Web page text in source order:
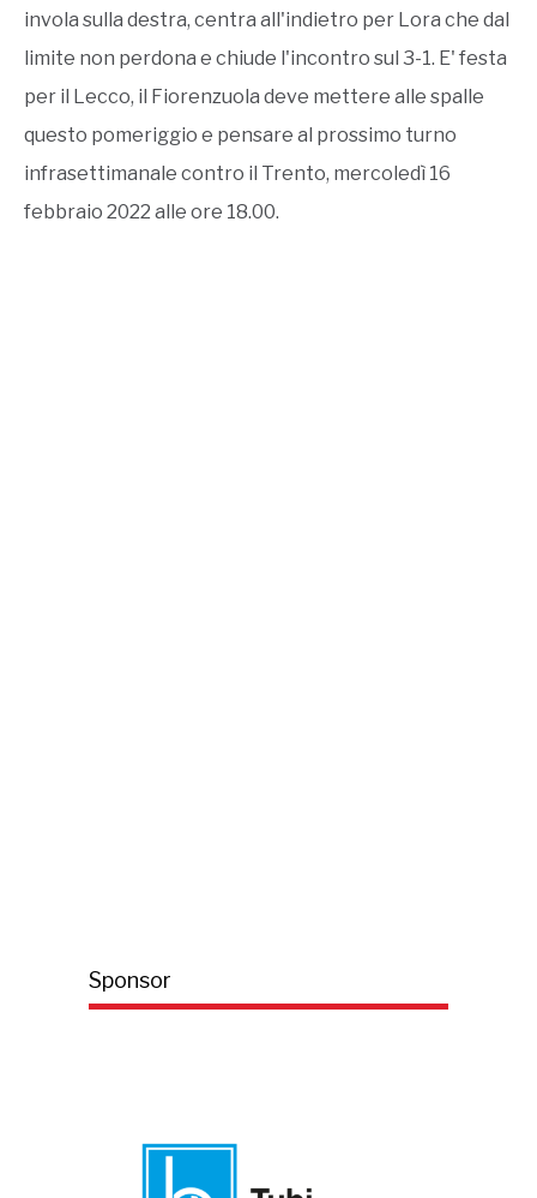
invola sulla destra, centra all'indietro per Lora che dal
limite non perdona e chiude l'incontro sul 3-1. E' festa
per il Lecco, il Fiorenzuola deve mettere alle spalle
questo pomeriggio e pensare al prossimo turno
infrasettimanale contro il Trento, mercoledì 16
febbraio 2022 alle ore 18.00.
Sponsor